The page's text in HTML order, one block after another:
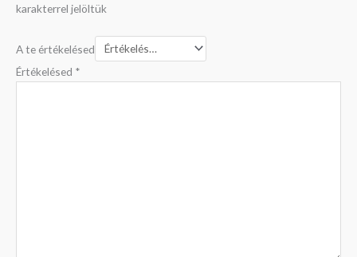
karakterrel jelöltük
A te értékelésed
Értékelésed *